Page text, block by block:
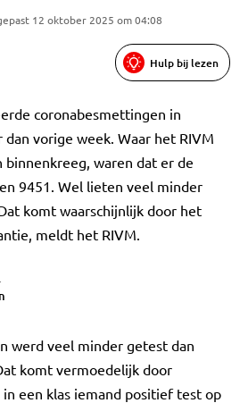
12 oktober 2025 om 04:08
Hulp bij lezen
coronabesmettingen in
vorige week. Waar het RIVM
waren dat er de
9451. Wel lieten veel minder
komt waarschijnlijk door het
meldt het RIVM.
werd veel minder getest dan
komt vermoedelijk door
een klas iemand positief test op